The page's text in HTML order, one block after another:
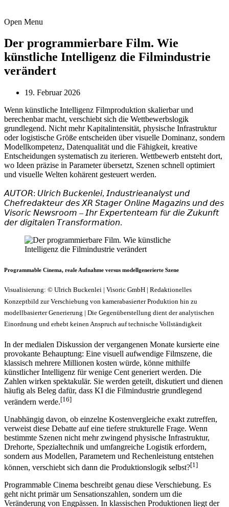
Open Menu
Der programmierbare Film. Wie
künstliche Intelligenz die Filmindustrie
verändert
19. Februar 2026
Wenn künstliche Intelligenz Filmproduktion skalierbar und
berechenbar macht, verschiebt sich die Wettbewerbslogik
grundlegend. Nicht mehr Kapitalintensität, physische Infrastruktur
oder logistische Größe entscheiden über visuelle Dominanz, sondern
Modellkompetenz, Datenqualität und die Fähigkeit, kreative
Entscheidungen systematisch zu iterieren. Wettbewerb entsteht dort,
wo Ideen präzise in Parameter übersetzt, Szenen schnell optimiert
und visuelle Welten kohärent gesteuert werden.
𝘈𝘜𝘛𝘖𝘙: 𝘜𝘭𝘳𝘪𝘤𝘩 𝘉𝘶𝘤𝘬𝘦𝘯𝘭𝘦𝘪, 𝘐𝘯𝘥𝘶𝘴𝘵𝘳𝘪𝘦𝘢𝘯𝘢𝘭𝘺𝘴𝘵 𝘶𝘯𝘥
𝘊𝘩𝘦𝘧𝘳𝘦𝘥𝘢𝘬𝘵𝘦𝘶𝘳 𝘥𝘦𝘴 𝘟𝘙 𝘚𝘵𝘢𝘨𝘦𝘳 𝘖𝘯𝘭𝘪𝘯𝘦 𝘔𝘢𝘨𝘢𝘻𝘪𝘯𝘴 𝘶𝘯𝘥 𝘥𝘦𝘴
𝘝𝘪𝘴𝘰𝘳𝘪𝘤 𝘕𝘦𝘸𝘴𝘳𝘰𝘰𝘮 – 𝘐𝘩𝘳 𝘌𝘹𝘱𝘦𝘳𝘵𝘦𝘯𝘵𝘦𝘢𝘮 𝘧ü𝘳 𝘥𝘪𝘦 𝘡𝘶𝘬𝘶𝘯𝘧𝘵
𝘥𝘦𝘳 𝘥𝘪𝘨𝘪𝘵𝘢𝘭𝘦𝘯 𝘛𝘳𝘢𝘯𝘴𝘧𝘰𝘳𝘮𝘢𝘵𝘪𝘰𝘯.
Programmable Cinema, reale Aufnahme versus modellgenerierte Szene
Visualisierung: © Ulrich Buckenlei | Visoric GmbH | Redaktionelles
Konzeptbild zur Verschiebung von kamerabasierter Produktion hin zu
modellbasierter Generierung | Die Gegenüberstellung dient der analytischen
Einordnung und erhebt keinen Anspruch auf technische Vollständigkeit
In der medialen Diskussion der vergangenen Monate kursierte eine
provokante Behauptung: Eine visuell aufwendige Filmszene, die
klassisch mehrere Millionen kosten würde, könne mithilfe
künstlicher Intelligenz für wenige Cent generiert werden. Die
Zahlen wirken spektakulär. Sie werden geteilt, diskutiert und dienen
häufig als Beleg dafür, dass KI die Filmindustrie grundlegend
verändern werde.[16]
Unabhängig davon, ob einzelne Kostenvergleiche exakt zutreffen,
verweist diese Debatte auf eine tiefere strukturelle Frage. Wenn
bestimmte Szenen nicht mehr zwingend physische Infrastruktur,
Drehorte, Spezialtechnik und umfangreiche Logistik erfordern,
sondern aus Modellen, Parametern und Rechenleistung entstehen
können, verschiebt sich dann die Produktionslogik selbst?[1]
Programmable Cinema beschreibt genau diese Verschiebung. Es
geht nicht primär um Sensationszahlen, sondern um die
Veränderung von Engpässen. In klassischen Produktionen liegt der